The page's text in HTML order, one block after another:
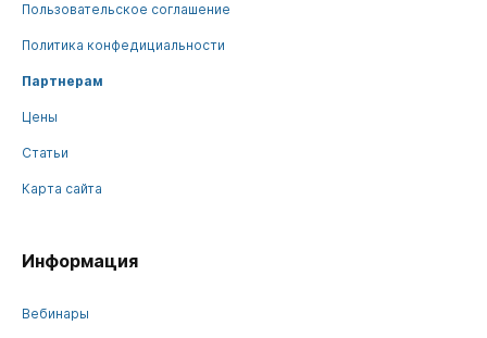
Пользовательское соглашение
Политика конфедициальности
Партнерам
Цены
Статьи
Карта сайта
Информация
Вебинары